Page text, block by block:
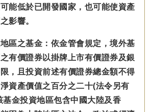
能低於已開發國家，也可能使資產
影響。
區之基金： 依金管會規定， 境外基
有價證券以掛牌上市有價證券及銀
，且投資前述有價證券總金額不得
資產價值之百分之二十(法令另有
基金投資地區包含中國大陸及香